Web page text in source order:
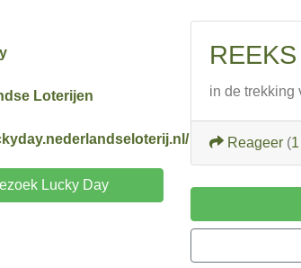
Loterijen
Lucky Day
in de trekking
Reageer (